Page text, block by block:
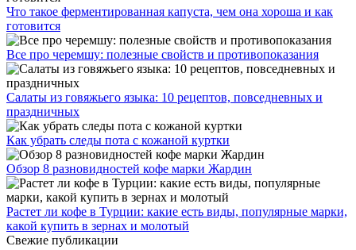
Что такое ферментированная капуста, чем она хороша и как
готовится
Все про черемшу: полезные свойств и противопоказания
Салаты из говяжьего языка: 10 рецептов, повседневных и
праздничных
Как убрать следы пота с кожаной куртки
Обзор 8 разновидностей кофе марки Жардин
Растет ли кофе в Турции: какие есть виды, популярные марки,
какой купить в зернах и молотый
Свежие публикации